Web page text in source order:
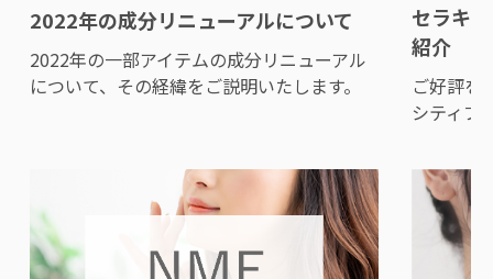
2022年の成分リニューアルについて
2022年の一部アイテムの成分リニューアル
について、その経緯をご説明いたします。
セラキ
紹介
ご好評を
シティブ